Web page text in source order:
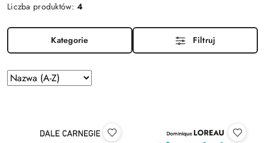
Liczba produktów:4
Kategorie Filtruj
Zastosowano
sortowanie:
Sortuj
według